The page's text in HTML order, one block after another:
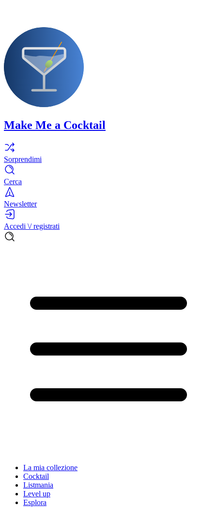
Make Me a Cocktail
Sorprendimi
Cerca
Newsletter
Accedi \/ registrati
La mia collezione
Cocktail
Listmania
Level up
Esplora